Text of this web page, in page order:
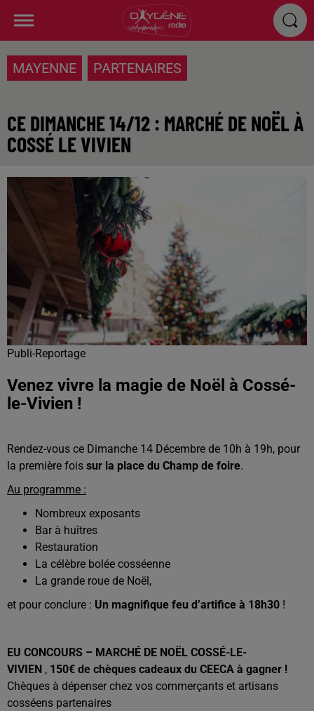
MAYENNE PARTENAIRES
CE DIMANCHE 14/12 : MARCHÉ DE NOËL À
COSSÉ LE VIVIEN
Publi-Reportage
Venez vivre la magie de Noël à Cossé-
le-Vivien !
Rendez-vous ce Dimanche 14 Décembre de 10h à 19h, pour
la première fois sur la place du Champ de foire.
Au programme :
Nombreux exposants
Bar à huîtres
Restauration
La célèbre bolée cosséenne
La grande roue de Noël,
et pour conclure : Un magnifique feu d’artifice à 18h30 !
EU CONCOURS – MARCHÉ DE NOËL COSSÉ-LE-
VIVIEN , 150€ de chèques cadeaux du CEECA à gagner !
Chèques à dépenser chez vos commerçants et artisans
cosséens partenaires